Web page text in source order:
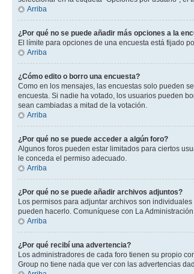
Arriba
¿Por qué no se puede añadir más opciones a la
El límite para opciones de una encuesta está fijado
Arriba
¿Cómo edito o borro una encuesta?
Como en los mensajes, las encuestas solo pueden
encuesta. Si nadie ha votado, los usuarios pueden
sean cambiadas a mitad de la votación.
Arriba
¿Por qué no se puede acceder a algún foro?
Algunos foros pueden estar limitados para ciertos
le conceda el permiso adecuado.
Arriba
¿Por qué no se puede añadir archivos adjuntos?
Los permisos para adjuntar archivos son
pueden hacerlo. Comuníquese con La
Arriba
¿Por qué recibí una advertencia?
Los administradores de cada foro tienen su propio
Group no tiene nada que ver con las advertencias